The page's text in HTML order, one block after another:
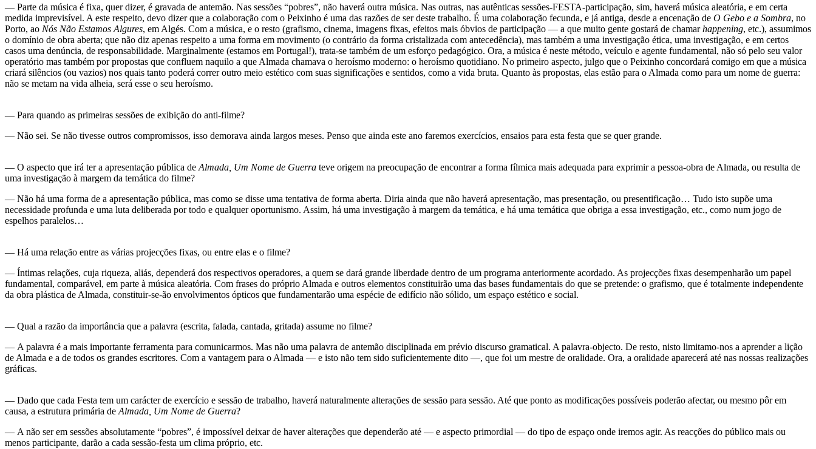
— Parte da música é fixa, quer dizer, é gravada de antemão. Nas sessões “pobres”, não haverá outra música. Nas outras, nas autênticas sessões-FESTA-participação, sim, haverá música aleatória, e em certa
medida imprevisível. A este respeito, devo dizer que a colaboração com o Peixinho é uma das razões de ser deste trabalho. É uma colaboração fecunda, e já antiga, desde a encenação de O Gebo e a Sombra, no
Porto, ao Nós Não Estamos Algures, em Algés. Com a música, e o resto (grafismo, cinema, imagens fixas, efeitos mais óbvios de participação — a que muito gente gostará de chamarhappening, etc.), assumimos
o domínio de obra aberta; que não diz apenas respeito a uma forma em movimento (o contrário da forma cristalizada com antecedência), mas também a uma investigação ética, uma investigação, e em certos
casos uma denúncia, de responsabilidade. Marginalmente (estamos em Portugal!), trata-se também de um esforço pedagógico. Ora, a música é neste método, veículo e agente fundamental, não só pelo seu valor
operatório mas também por propostas que confluem naquilo a que Almada chamava o heroísmo moderno: o heroísmo quotidiano. No primeiro aspecto, julgo que o Peixinho concordará comigo em que a música
criará silêncios (ou vazios) nos quais tanto poderá correr outro meio estético com suas significações e sentidos, como a vida bruta. Quanto às propostas, elas estão para o Almada como para um nome de guerra:
não se metam na vida alheia, será esse o seu heroísmo.
— Para quando as primeiras sessões de exibição do anti-filme?
— Não sei. Se não tivesse outros compromissos, isso demorava ainda largos meses. Penso que ainda este ano faremos exercícios, ensaios para esta festa que se quer grande.
— O aspecto que irá ter a apresentação pública de Almada, Um Nome de Guerra teve origem na preocupação de encontrar a forma fílmica mais adequada para exprimir a pessoa-obra de Almada, ou resulta de
uma investigação à margem da temática do filme?
— Não há uma forma de a apresentação pública, mas como se disse uma tentativa de forma aberta. Diria ainda que não haverá apresentação, mas presentação, ou presentificação… Tudo isto supõe uma
necessidade profunda e uma luta deliberada por todo e qualquer oportunismo. Assim, há uma investigação à margem da temática, e há uma temática que obriga a essa investigação, etc., como num jogo de
espelhos paralelos…
— Há uma relação entre as várias projecções fixas, ou entre elas e o filme?
— Íntimas relações, cuja riqueza, aliás, dependerá dos respectivos operadores, a quem se dará grande liberdade dentro de um programa anteriormente acordado. As projecções fixas desempenharão um papel
fundamental, comparável, em parte à música aleatória. Com frases do próprio Almada e outros elementos constituirão uma das bases fundamentais do que se pretende: o grafismo, que é totalmente independente
da obra plástica de Almada, constituir-se-ão envolvimentos ópticos que fundamentarão uma espécie de edifício não sólido, um espaço estético e social.
— Qual a razão da importância que a palavra (escrita, falada, cantada, gritada) assume no filme?
— A palavra é a mais importante ferramenta para comunicarmos. Mas não uma palavra de antemão disciplinada em prévio discurso gramatical. A palavra-objecto. De resto, nisto limitamo-nos a aprender a lição
de Almada e a de todos os grandes escritores. Com a vantagem para o Almada — e isto não tem sido suficientemente dito —, que foi um mestre de oralidade. Ora, a oralidade aparecerá até nas nossas realizações
gráficas.
— Dado que cada Festa tem um carácter de exercício e sessão de trabalho, haverá naturalmente alterações de sessão para sessão. Até que ponto as modificações possíveis poderão afectar, ou mesmo pôr em
causa, a estrutura primária de Almada, Um Nome de Guerra?
— A não ser em sessões absolutamente “pobres”, é impossível deixar de haver alterações que dependerão até — e aspecto primordial — do tipo de espaço onde iremos agir. As reacções do público mais ou
menos participante, darão a cada sessão-festa um clima próprio, etc.